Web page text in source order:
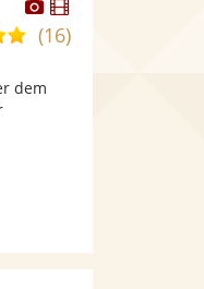
Künstler
stellt
bereit.
Künstler
5,0
5
(16)
dem